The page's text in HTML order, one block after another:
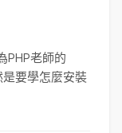
PHP老師的
要學怎麼安裝